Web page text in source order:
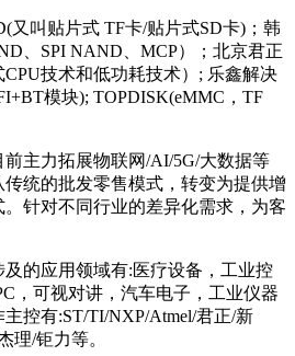
又叫贴片式 TF卡/贴片式SD卡)；韩
、SPI NAND、MCP）；北京君正
CPU技术和低功耗技术）; 乐鑫解决
模块); TOPDISK(eMMC，TF
主力拓展物联网/AI/5G/大数据等
统的批发零售模式，转变为提供增
针对不同行业的差异化需求，为客
的应用领域有:医疗设备，工业控
，可视对讲，汽车电子，工业仪器
控有:ST/TI/NXP/Atmel/君正/新
理/钜力等。